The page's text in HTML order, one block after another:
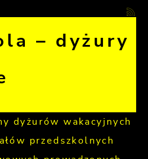
– dyżury
dyżurów wakacyjnych
przedszkolnych